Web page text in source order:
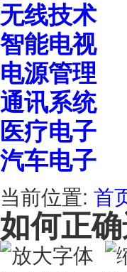
无线技术
智能电视
电源管理
通讯系统
医疗电子
汽车电子
当前位置: 首
如何正